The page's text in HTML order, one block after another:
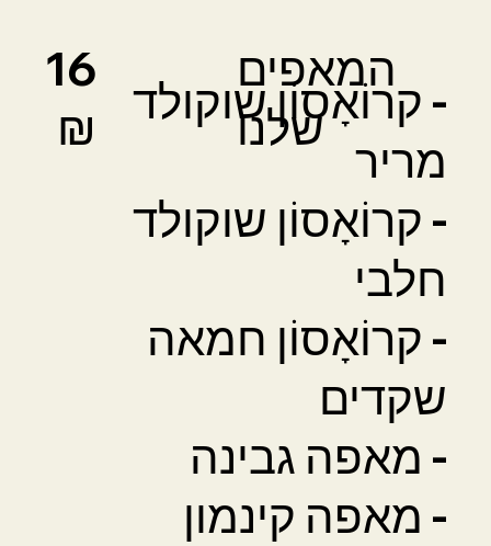
16
₪
- קרוֹאָסוֹן שוקולד
מריר
- קרוֹאָסוֹן שוקולד
חלבי
- קרוֹאָסוֹן חמאה
שקדים
- מאפה גבינה
- מאפה קינמון
המאפים
שלנו